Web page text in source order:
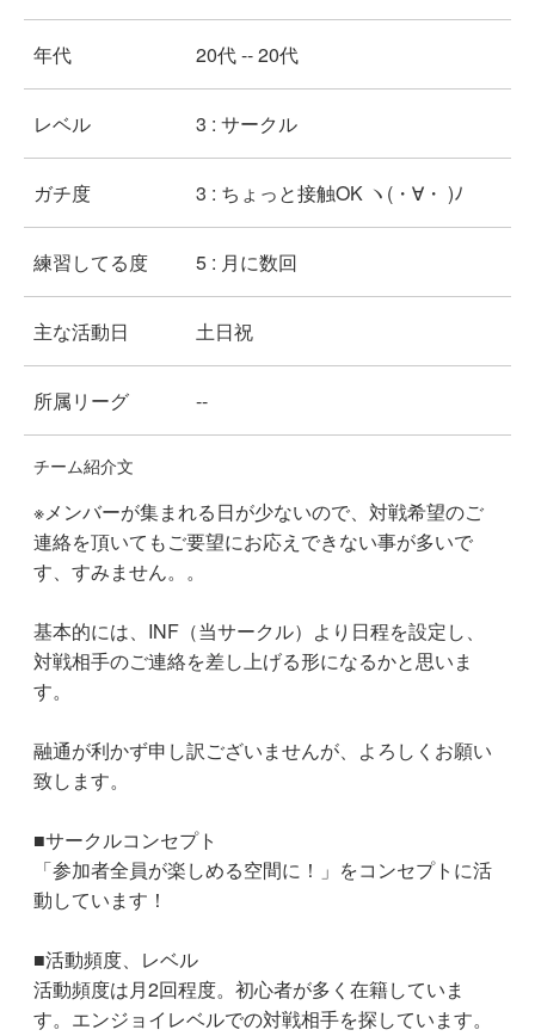
年代 20代 -- 20代
レベル 3 : サークル
ガチ度 3 : ちょっと接触OK ヽ(・∀・ )ﾉ
練習してる度 5 : 月に数回
主な活動日 土日祝
所属リーグ --
チーム紹介文
※メンバーが集まれる日が少ないので、対戦希望のご
連絡を頂いてもご要望にお応えできない事が多いで
す、すみません。。
基本的には、INF（当サークル）より日程を設定し、
対戦相手のご連絡を差し上げる形になるかと思いま
す。
融通が利かず申し訳ございませんが、よろしくお願い
致します。
■サークルコンセプト
「参加者全員が楽しめる空間に！」をコンセプトに活
動しています！
■活動頻度、レベル
活動頻度は月2回程度。初心者が多く在籍していま
す。エンジョイレベルでの対戦相手を探しています。